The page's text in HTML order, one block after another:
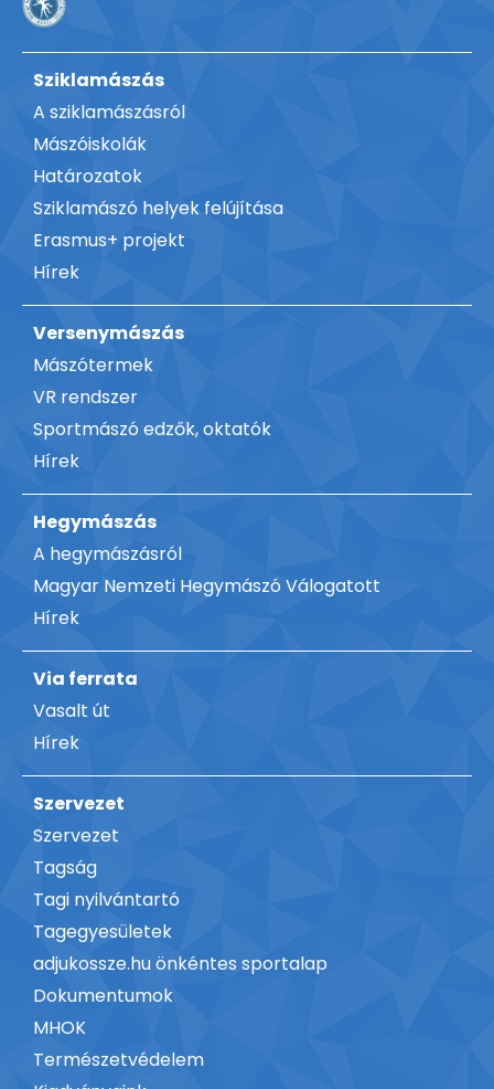
Sziklamászás
A sziklamászásról
Mászóiskolák
Határozatok
Sziklamászó helyek felújítása
Erasmus+ projekt
Hírek
Versenymászás
Mászótermek
VR rendszer
Sportmászó edzők, oktatók
Hírek
Hegymászás
A hegymászásról
Magyar Nemzeti Hegymászó Válogatott
Hírek
Via ferrata
Vasalt út
Hírek
Szervezet
Szervezet
Tagság
Tagi nyilvántartó
Tagegyesületek
adjukossze.hu önkéntes sportalap
Dokumentumok
MHOK
Természetvédelem